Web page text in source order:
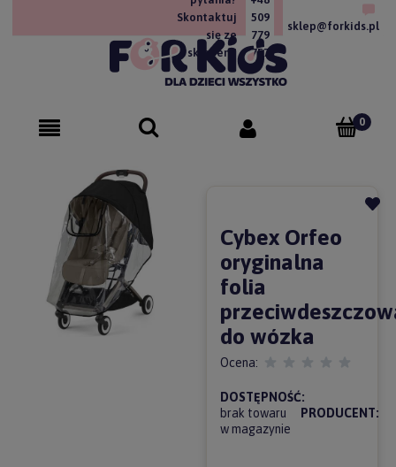
Skontaktuj
się ze
sklepem!
509
779
757
sklep@forkids.pl
Cybex Orfeo
oryginalna
folia
do wózka
Ocena:
DOSTĘPNOŚĆ:
brak towaru
w magazynie
PRODUCENT: